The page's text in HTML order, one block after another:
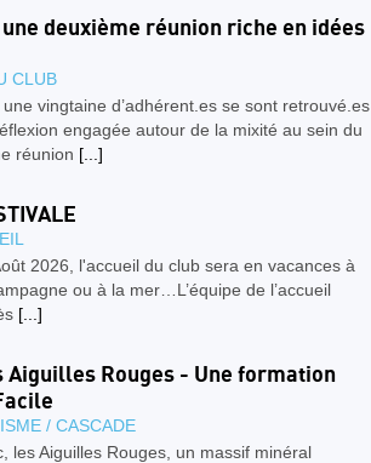
deuxième réunion riche en idées
CLUB
vingtaine d’adhérent.es se sont retrouvé.es
engagée autour de la mixité au sein du
réunion [...]
2026, l'accueil du club sera en vacances à
ou à la mer…L’équipe de l’accueil
[...]
Aiguilles Rouges - Une formation
/ CASCADE
les Aiguilles Rouges, un massif minéral